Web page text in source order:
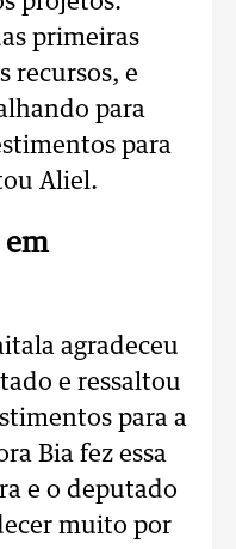
primeiras
recursos, e
para
para
Aliel.
em
agradeceu
e ressaltou
para a
Bia fez essa
e o deputado
muito por